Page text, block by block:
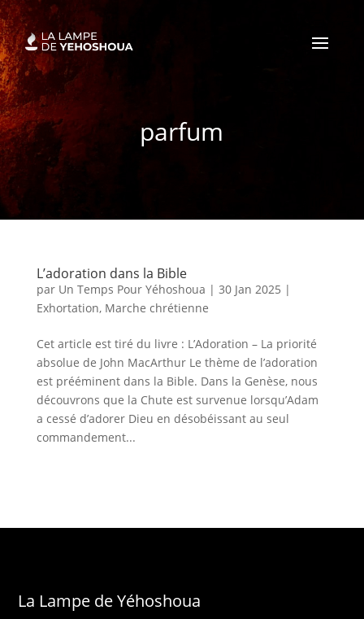
parfum
L’adoration dans la Bible
par Un Temps Pour Yéhoshoua | 30 Jan 2025 |
Exhortation, Marche chrétienne
Cet article est tiré du livre : L’Adoration – La priorité
absolue de John MacArthur Le thème de l’adoration
est prééminent dans la Bible. Dans la Genèse, nous
découvrons que la Chute est survenue lorsqu’Adam
a cessé d’adorer Dieu en désobéissant au seul
commandement...
La Lampe de Yéhoshoua